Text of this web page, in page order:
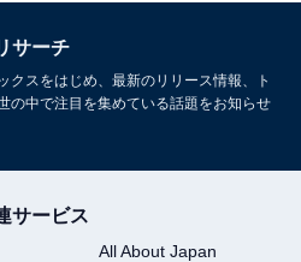
までの全ランキング結果を見
サーチ
クスをはじめ、最新のリリース情報、ト
の中で注目を集めている話題をお知らせ
サービス
All About Japan